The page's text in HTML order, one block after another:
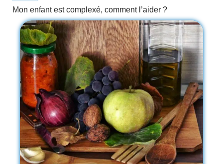
Mon enfant est complexé, comment l’aider ?